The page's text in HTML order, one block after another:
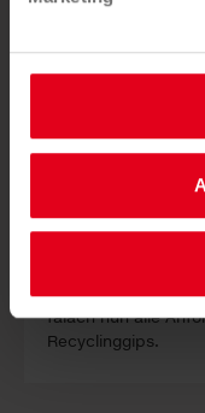
Labor clug
akkreditiert
Nach ex­ter­ner
faiach nun alle
Re­cyc­ling­gips.